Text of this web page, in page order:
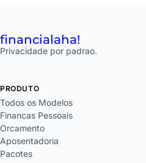
financialaha!
Privacidade por padrao.
PRODUTO
Todos os Modelos
Financas Pessoais
Orcamento
Aposentadoria
Pacotes